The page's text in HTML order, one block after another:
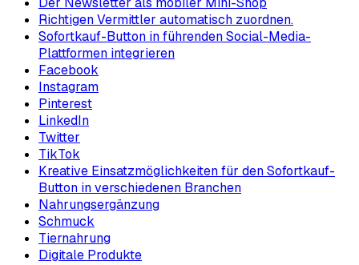
Richtigen Vermittler automatisch zuordnen.
Sofortkauf-Button in führenden Social-Media-
Plattformen integrieren
Facebook
Instagram
Pinterest
LinkedIn
Twitter
TikTok
Kreative Einsatzmöglichkeiten für den Sofortkauf-
Button in verschiedenen Branchen
Nahrungsergänzung
Schmuck
Tiernahrung
Digitale Produkte